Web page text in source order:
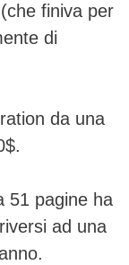
finiva per
di
da una
51 pagine ha
ad una